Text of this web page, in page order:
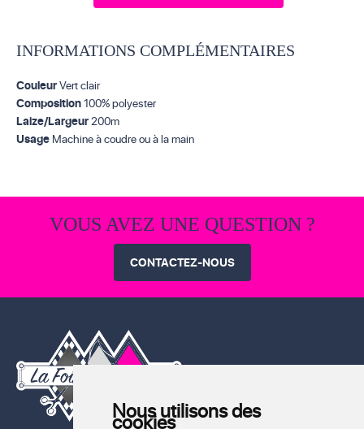
Nous utilisons des
cookies
INFORMATIONS COMPLÉMENTAIRES
CouleurVert clair
Composition100% polyester
Laize/Largeur200m
Usage Machine à coudre ou à la main
VOUS AVEZ UNE QUESTION ?
CONTACTEZ-NOUS